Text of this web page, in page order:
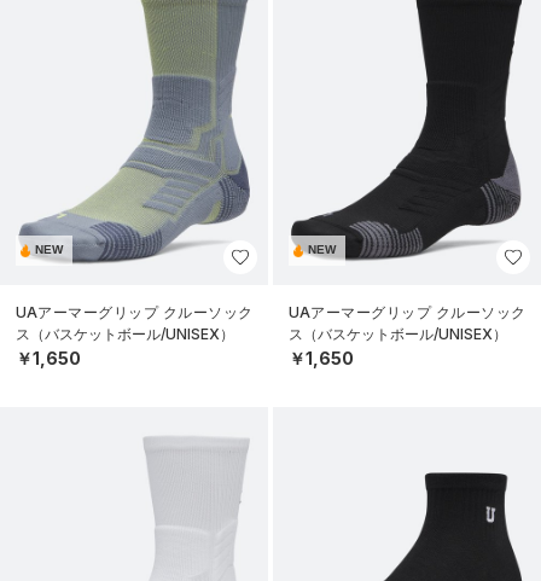
NEW
UAアーマーグリップ クルーソック
ス（バスケットボール/UNISEX）
￥1,650
NEW
UAアーマーグリップ クルーソック
ス（バスケットボール/UNISEX）
￥1,650